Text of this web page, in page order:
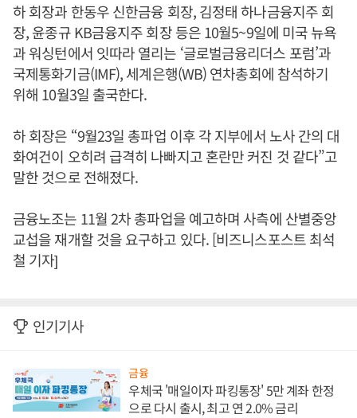
하 회장과 한동우 신한금융 회장, 김정태 하나금융지주 회
장, 윤종규 KB금융지주 회장 등은 10월5~9일에 미국 뉴욕
과 워싱턴에서 잇따라 열리는 ‘글로벌금융리더스 포럼’과
국제통화기금(IMF), 세계은행(WB) 연차총회에 참석하기
위해 10월3일 출국한다.
하 회장은 “9월23일 총파업 이후 각 지부에서 노사 간의 대
화여건이 오히려 급격히 나빠지고 혼란만 커진 것 같다”고
말한 것으로 전해졌다.
금융노조는 11월 2차 총파업을 예고하며 사측에 산별중앙
교섭을 재개할 것을 요구하고 있다. [비즈니스포스트 최석
철 기자]
인기기사
금융
우체국 '매일이자 파킹통장' 5만 계좌 한정
으로 다시 출시, 최고 연 2.0% 금리